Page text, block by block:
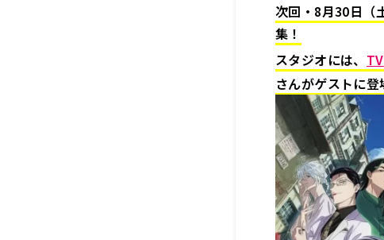
次回・8月30日（
集！
スタジオには、
さんがゲストに登